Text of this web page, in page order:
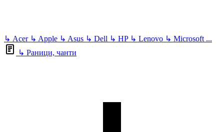
↳ Acer ↳ Apple ↳ Asus ↳ Dell ↳ HP ↳ Lenovo ↳ Microsoft ...
↳ Раници, чанти